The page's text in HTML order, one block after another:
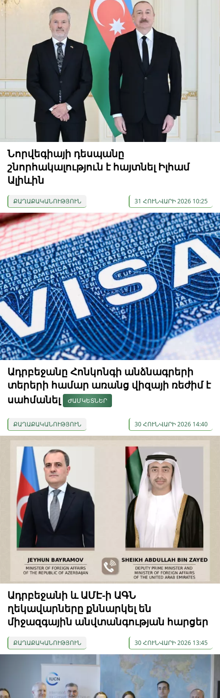
Նորվեգիայի դեսպանը
շնորհակալություն է հայտնել Իլհամ
Ալիևին
ՔԱՂԱՔԱԿԱՆՈՒԹՅՈՒՆ 31 ՀՈՒՆՎԱՐԻ 2026 10:25
Ադրբեջանը Հոնկոնգի անձնագրերի
տերերի համար առանց վիզայի ռեժիմ է
սահմանել
ԺԱՄԿԵՏՆԵՐ
ՔԱՂԱՔԱԿԱՆՈՒԹՅՈՒՆ 30 ՀՈՒՆՎԱՐԻ 2026 14:40
Ադրբեջանի և ԱՄԷ-ի ԱԳՆ
ղեկավարները քննարկել են
միջազգային անվտանգության հարցեր
ՔԱՂԱՔԱԿԱՆՈՒԹՅՈՒՆ 30 ՀՈՒՆՎԱՐԻ 2026 13:45